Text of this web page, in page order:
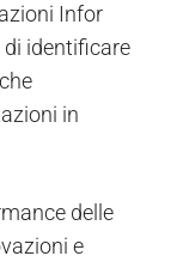
Infor
identificare
in
delle
e